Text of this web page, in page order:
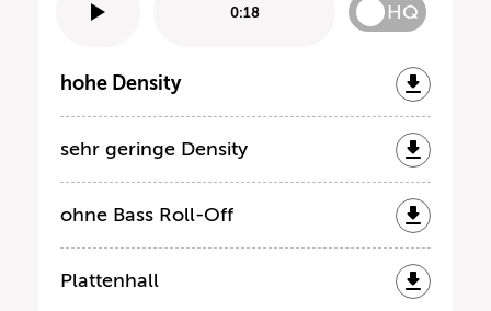
0:18 HQ
hohe Density
sehr geringe Density
ohne Bass Roll-Off
Plattenhall